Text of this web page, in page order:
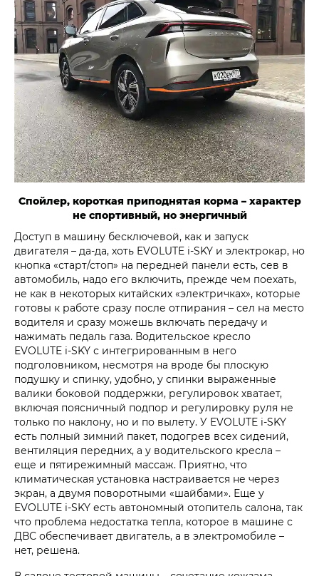
Спойлер, короткая приподнятая корма – характер
не спортивный, но энергичный
Доступ в машину бесключевой, как и запуск
двигателя – да-да, хоть EVOLUTE i‑SKY и электрокар, но
кнопка «старт/стоп» на передней панели есть, сев в
автомобиль, надо его включить, прежде чем поехать,
не как в некоторых китайских «электричках», которые
готовы к работе сразу после отпирания – сел на место
водителя и сразу можешь включать передачу и
нажимать педаль газа. Водительское кресло
EVOLUTE i‑SKY с интегрированным в него
подголовником, несмотря на вроде бы плоскую
подушку и спинку, удобно, у спинки выраженные
валики боковой поддержки, регулировок хватает,
включая поясничный подпор и регулировку руля не
только по наклону, но и по вылету. У EVOLUTE i‑SKY
есть полный зимний пакет, подогрев всех сидений,
вентиляция передних, а у водительского кресла –
еще и пятирежимный массаж. Приятно, что
климатическая установка настраивается не через
экран, а двумя поворотными «шайбами». Еще у
EVOLUTE i‑SKY есть автономный отопитель салона, так
что проблема недостатка тепла, которое в машине с
ДВС обеспечивает двигатель, а в электромобиле –
нет, решена.